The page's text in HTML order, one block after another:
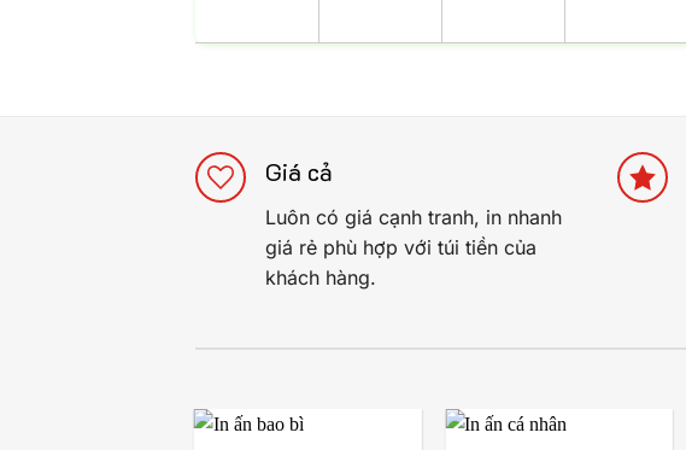
Giá cả
Luôn có giá cạnh tranh, in nhanh
giá rẻ phù hợp với túi tiền của
khách hàng.